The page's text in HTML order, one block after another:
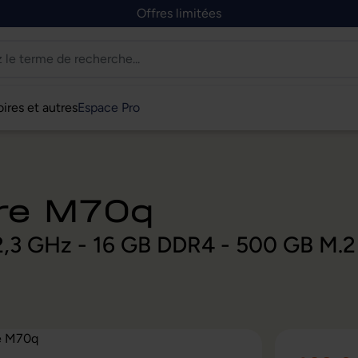
Offres limitées
et autresEspace Pro
M70q
GHz - 16 GB DDR4 - 500 GB